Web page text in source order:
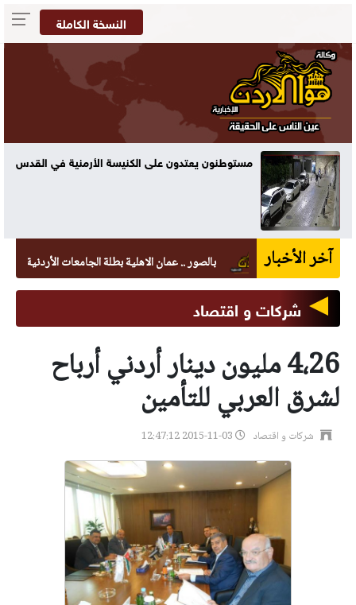
النسخة الكاملة
مستوطنون يعتدون على الكنيسة الأرمنية في القدس
آخر الأخبار بالصور .. عمان الاهلية بطلة الجامعات الأردنية في
شركات و اقتصاد
4،26 مليون دينار أردني أرباح
لشرق العربي للتأمين
شركات و اقتصاد